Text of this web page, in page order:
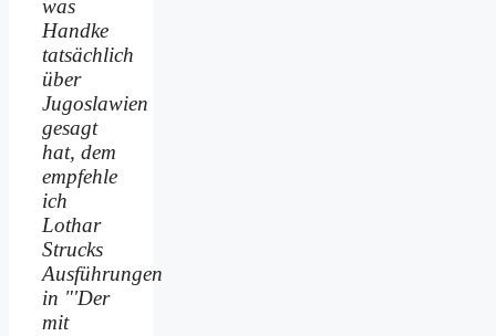
was
Handke
tatsächlich
über
Jugoslawien
gesagt
hat, dem
empfehle
ich
Lothar
Strucks
Ausführungen
in "'Der
mit